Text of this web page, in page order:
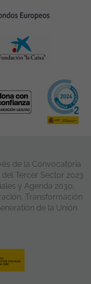
de la Convocatoria
Tercer Sector 2023
y Agenda 2030,
Transformación
de la Unión